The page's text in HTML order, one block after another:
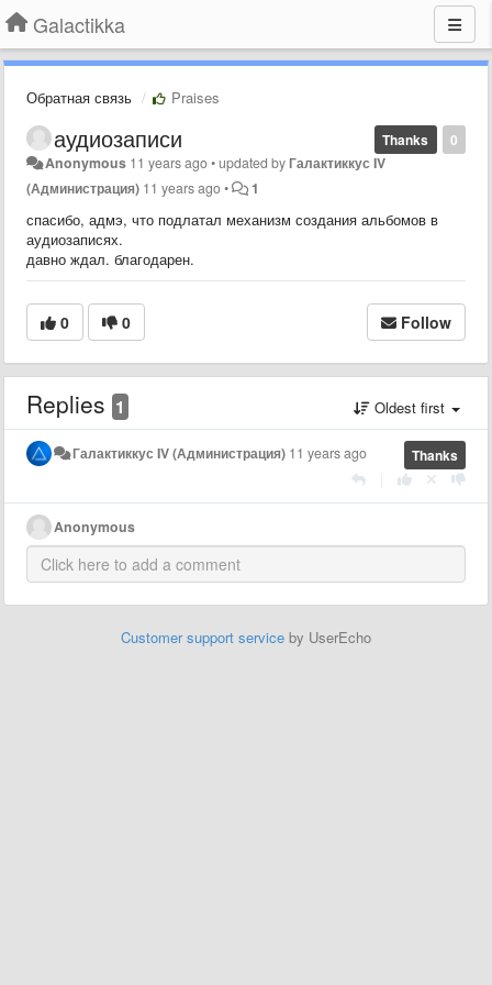
Galactikka
Обратная связь Praises
0
Thanks
аудиозаписи
Anonymous 11 years ago•updated byГалактиккус IV
(Администрация) 11 years ago• 1
спасибо, адмэ, что подлатал механизм создания альбомов в
аудиозаписях.
давно ждал. благодарен.
0 0 Follow
Replies 1 Oldest first
Thanks
Галактиккус IV (Администрация) 11 years ago
Anonymous
Customer support service by UserEcho